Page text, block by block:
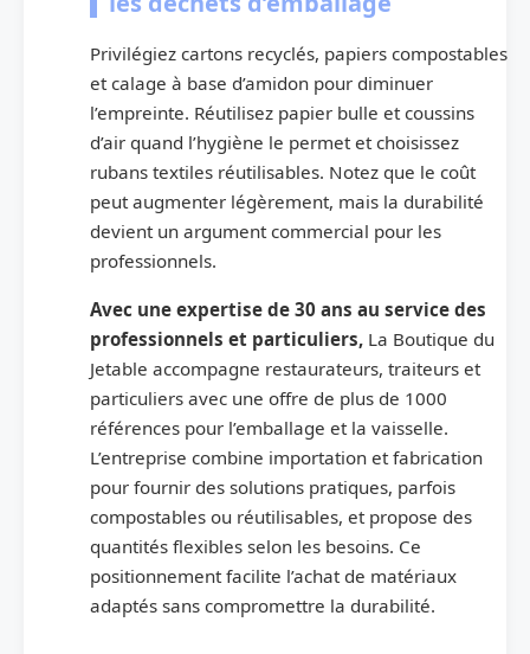
Privilégiez cartons recyclés, papiers compostables
et calage à base d’amidon pour diminuer
l’empreinte. Réutilisez papier bulle et coussins
d’air quand l’hygiène le permet et choisissez
rubans textiles réutilisables. Notez que le coût
peut augmenter légèrement, mais la durabilité
devient un argument commercial pour les
professionnels.
Avec une expertise de 30 ans au service des
professionnels et particuliers, La Boutique du
Jetable accompagne restaurateurs, traiteurs et
particuliers avec une offre de plus de 1000
références pour l’emballage et la vaisselle.
L’entreprise combine importation et fabrication
pour fournir des solutions pratiques, parfois
compostables ou réutilisables, et propose des
quantités flexibles selon les besoins. Ce
positionnement facilite l’achat de matériaux
adaptés sans compromettre la durabilité.